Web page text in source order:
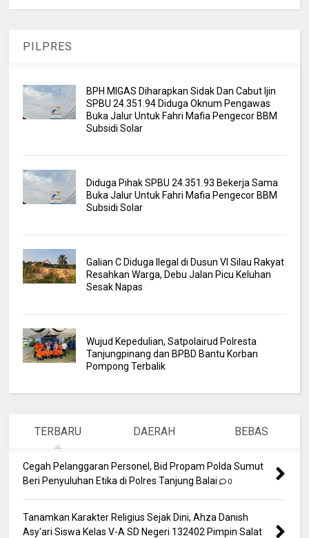
PILPRES
BPH MIGAS Diharapkan Sidak Dan Cabut Ijin
SPBU 24.351.94 Diduga Oknum Pengawas
Buka Jalur Untuk Fahri Mafia Pengecor BBM
Subsidi Solar
Diduga Pihak SPBU 24.351.93 Bekerja Sama
Buka Jalur Untuk Fahri Mafia Pengecor BBM
Subsidi Solar
Galian C Diduga Ilegal di Dusun VI Silau Rakyat
Resahkan Warga, Debu Jalan Picu Keluhan
Sesak Napas
Wujud Kepedulian, Satpolairud Polresta
Tanjungpinang dan BPBD Bantu Korban
Pompong Terbalik
TERBARU DAERAH BEBAS
Cegah Pelanggaran Personel, Bid Propam Polda Sumut
Beri Penyuluhan Etika di Polres Tanjung Balai
0
Tanamkan Karakter Religius Sejak Dini, Ahza Danish
Asy'ari Siswa Kelas V-A SD Negeri 132402 Pimpin Salat